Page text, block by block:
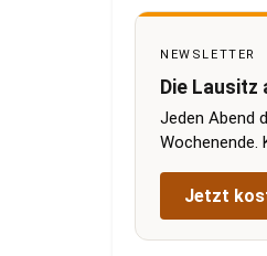
NEWSLETTER
Die Lausitz
Jeden Abend
Wochenende.
Jetzt